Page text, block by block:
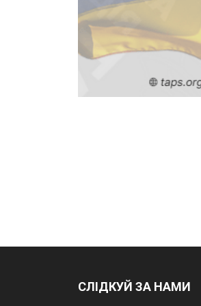
СЛІДКУЙ ЗА НАМИ